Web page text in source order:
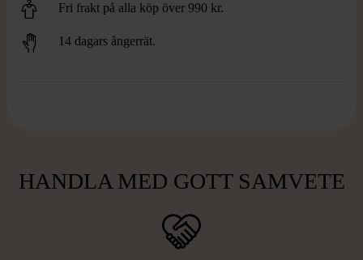
Fri frakt på alla köp över 990 kr.
14 dagars ångerrät.
HANDLA MED GOTT SAMVETE